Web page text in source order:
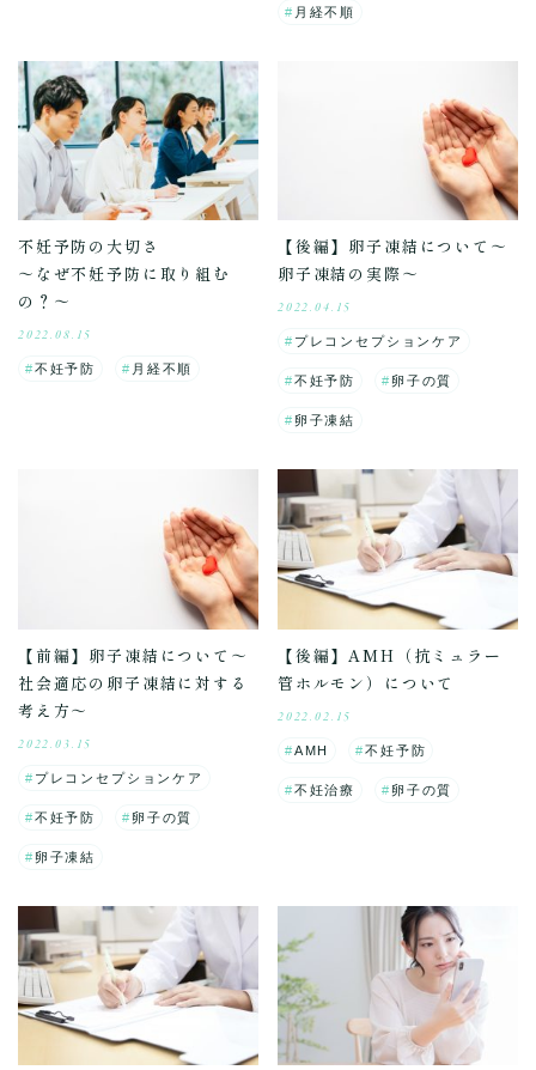
月経不順
不妊予防の大切さ
～なぜ不妊予防に取り組む
の？～
2022.08.15
不妊予防 月経不順
【後編】卵子凍結について～
卵子凍結の実際～
2022.04.15
プレコンセプションケア
不妊予防 卵子の質
卵子凍結
【前編】卵子凍結について～
社会適応の卵子凍結に対する
考え方～
2022.03.15
プレコンセプションケア
不妊予防 卵子の質
卵子凍結
【後編】AMH（抗ミュラー
管ホルモン）について
2022.02.15
AMH 不妊予防
不妊治療 卵子の質